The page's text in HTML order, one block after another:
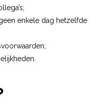
enkele dag hetzelfde